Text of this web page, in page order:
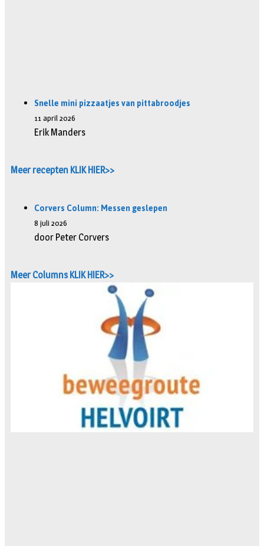
Snelle mini pizzaatjes van pittabroodjes
11 april 2026
Erik Manders
Meer recepten KLIK HIER>>
Corvers Column: Messen geslepen
8 juli 2026
door Peter Corvers
Meer Columns KLIK HIER>>